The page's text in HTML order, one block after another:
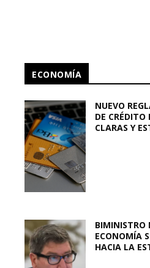
ECONOMÍA
NUEVO
DE CRÉDITO
CLARAS Y
BIMINISTRO
ECONOMÍA
HACIA LA